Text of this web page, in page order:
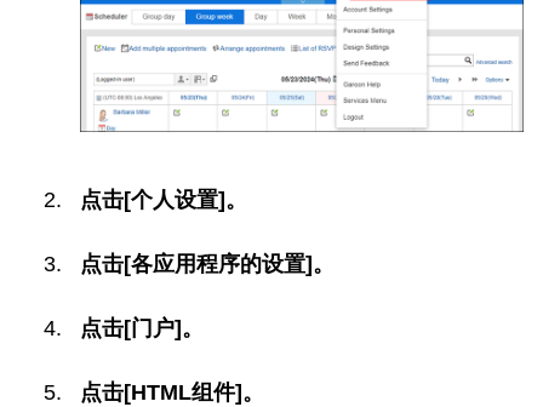
点击[个人设置]。
点击[各应用程序的设置]。
点击[门户]。
点击[HTML组件]。